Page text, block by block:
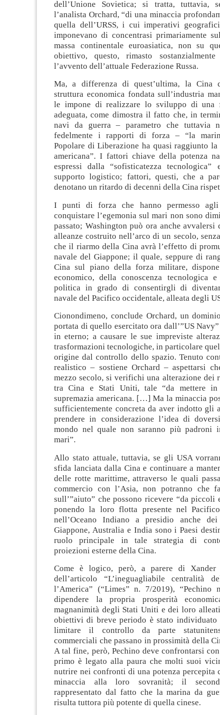
dell’Unione Sovietica; si tratta, tuttavia,
l’analista Orchard, “di una minaccia
quella dell’URSS, i cui imperativi
imponevano di concentrasi primariamente
massa continentale euroasiatica, non su
obiettivo, questo, rimasto
l’avvento dell’attuale Federazione Russa.
Ma, a differenza di quest’ultima, la Cina
struttura economica fondata sull’industria
le impone di realizzare lo sviluppo di una
adeguata, come dimostra il fatto che, in
navi da guerra – parametro che tuttavia
fedelmente i rapporti di forza – “la
Popolare di Liberazione ha quasi raggiunto la
americana”. I fattori chiave della potenza
espressi dalla “sofisticatezza
supporto logistico; fattori, questi, che a
denotano un ritardo di decenni della Cina
I punti di forza che hanno permesso
conquistare l’egemonia sul mari non sono
passato; Washington può ora anche avvalersi
alleanze costruito nell’arco di un secolo,
che il riarmo della Cina avrà l’effetto di
navale del Giappone; il quale, seppure di
Cina sul piano della forza militare,
economico, della conoscenza tecnologica
politica in grado di consentirgli di
navale del Pacifico occidentale, alleata degli
Cionondimeno, conclude Orchard, un
portata di quello esercitato ora dall’”US
in eterno; a causare le sue impreviste
trasformazioni tecnologiche, in particolare
origine dal controllo dello spazio. Tenuto
realistico – sostiene Orchard – aspettarsi
mezzo secolo, si verifichi una alterazione dei
tra Cina e Stati Uniti, tale “da mettere in
supremazia americana. […] Ma la minaccia
sufficientemente concreta da aver indotto
prendere in considerazione l’idea di
mondo nel quale non saranno più padroni
mari”.
Allo stato attuale, tuttavia, se gli USA
sfida lanciata dalla Cina e continuare a
delle rotte marittime, attraverso le quali
commercio con l’Asia, non potranno che
sull’”aiuto” che possono ricevere “da piccoli
ponendo la loro flotta presente nel
nell’Oceano Indiano a presidio anche
Giappone, Australia e India sono i Paesi
ruolo principale in tale strategia di
proiezioni esterne della Cina.
Come è logico, però, a parere di Xander
dell’articolo “L’ineguagliabile centralità
l’America” (“Limes” n. 7/2019), “Pechino
dipendere la propria prosperità
magnanimità degli Stati Uniti e dei loro
obiettivi di breve periodo è stato
limitare il controllo da parte
commerciali che passano in prossimità della
A tal fine, però, Pechino deve confrontarsi
primo è legato alla paura che molti suoi
nutrire nei confronti di una potenza percepita
minaccia alla loro sovranità; il
rappresentato dal fatto che la marina da
risulta tuttora più potente di quella cinese.